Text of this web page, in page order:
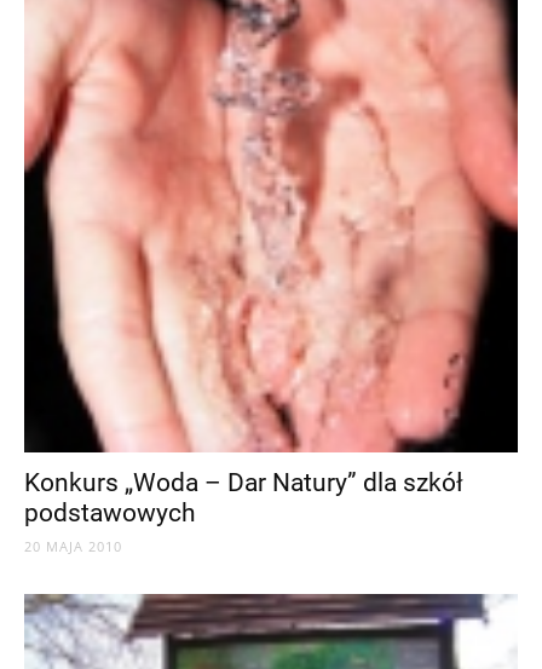
Konkurs „Woda – Dar Natury” dla szkół
podstawowych
20 MAJA 2010